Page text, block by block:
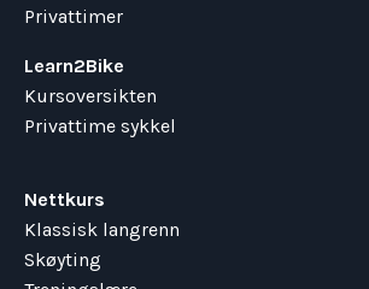
Privattimer
Learn2Bike
Kursoversikten
Privattime sykkel
Nettkurs
Klassisk langrenn
Skøyting